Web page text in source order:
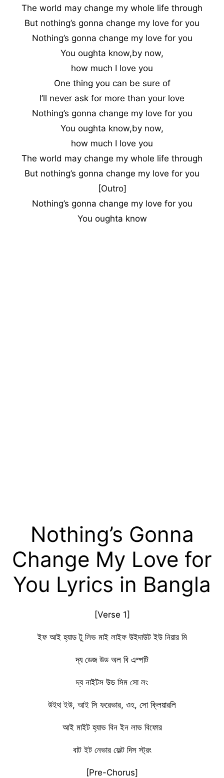
The world may change my whole life through
But nothing’s gonna change my love for you
Nothing’s gonna change my love for you
You oughta know,by now,
how much I love you
One thing you can be sure of
I’ll never ask for more than your love
Nothing’s gonna change my love for you
You oughta know,by now,
how much I love you
The world may change my whole life through
But nothing’s gonna change my love for you
[Outro]
Nothing’s gonna change my love for you
You oughta know
Nothing’s Gonna
Change My Love for
You Lyrics in Bangla
[Verse 1]
ইফ আই হ্যাড টু লিভ মাই লাইফ উইদাউট ইউ নিয়ার মি
দ্য ডেজ উড অল বি এম্পটি
দ্য নাইটস উড সিম সো লং
উইথ ইউ, আই সি ফরেভার, ওহ, সো ক্লিয়ারলি
আই মাইট হ্যাভ বিন ইন লাভ বিফোর
বাট ইট নেভার ফেল্ট দিস স্ট্রং
[Pre-Chorus]